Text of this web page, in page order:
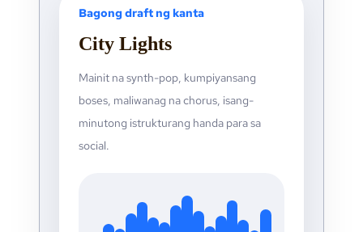
Bagong draft ng kanta
City Lights
Mainit na synth-pop, kumpiyansang
boses, maliwanag na chorus, isang-
minutong istrukturang handa para sa
social.